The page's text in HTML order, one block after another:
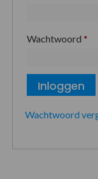
Wachtwoord *
Inloggen
Wachtwoord